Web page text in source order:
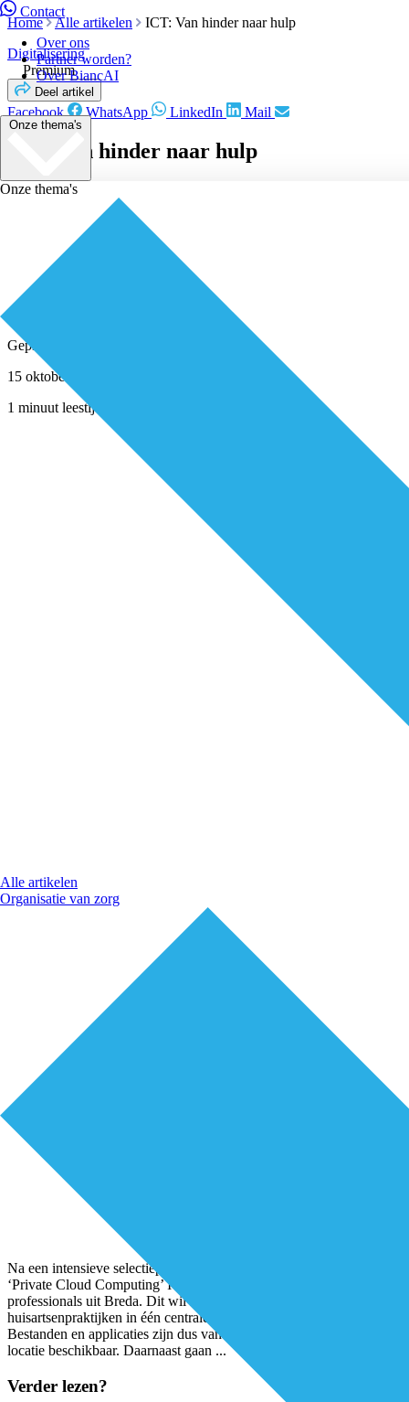
Contact
Over ons
Partner worden?
Over BiancAI
Onze thema's
Onze thema's
Alle artikelen
Organisatie van zorg
Home Alle artikelen
ICT: Van hinder naar hulp
Digitalisering
Premium
Deel artikel
Facebook WhatsApp LinkedIn Mail
ICT: Van hinder naar hulp
Geplaatst door
15 oktober 2020
1 minuut leestijd
Na een intensieve selectieprocedure kiest de zorggroep voor een
‘Private Cloud Computing’ ICT oplossing van QNP ICT & Telecom
professionals uit Breda. Dit wil zeggen dat alle aangesloten
huisartsenpraktijken in één centrale ICT omgeving gaan werken.
Bestanden en applicaties zijn dus vanaf iedere praktijk en externe
locatie beschikbaar. Daarnaast gaan ...
Verder lezen?